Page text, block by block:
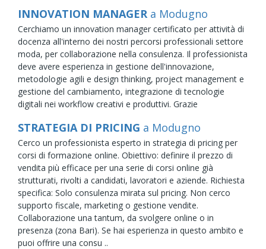
INNOVATION MANAGER a Modugno
Cerchiamo un innovation manager certificato per attività di
docenza all'interno dei nostri percorsi professionali settore
moda, per collaborazione nella consulenza. Il professionista
deve avere esperienza in gestione dell'innovazione,
metodologie agili e design thinking, project management e
gestione del cambiamento, integrazione di tecnologie
digitali nei workflow creativi e produttivi. Grazie
STRATEGIA DI PRICING a Modugno
Cerco un professionista esperto in strategia di pricing per
corsi di formazione online. Obiettivo: definire il prezzo di
vendita più efficace per una serie di corsi online già
strutturati, rivolti a candidati, lavoratori e aziende. Richiesta
specifica: Solo consulenza mirata sul pricing. Non cerco
supporto fiscale, marketing o gestione vendite.
Collaborazione una tantum, da svolgere online o in
presenza (zona Bari). Se hai esperienza in questo ambito e
puoi offrire una consu ..